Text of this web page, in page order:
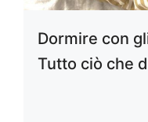
Dormire con
Tutto ciò che